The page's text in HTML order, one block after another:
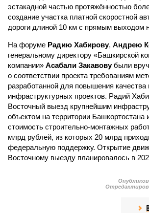
эстакадной частью протяжённостью
создание участка платной скоростной
дороги длиной 10 км с прямым выходом
На форуме Радию Хабирову, Андрею
генеральному директору «Башкирской
компании» Асабали Закавовубыли
о соответствии проекта требованиям
разработанной для повышения качества
инфраструктурных проектов. Радий
Восточный выезд крупнейшим
объектом на территории Башкортостана
стоимость строительно-монтажных
млрд рублей, из которых 20 млрд
федеральную поддержку. Открытие
Восточному выезду планировалось в